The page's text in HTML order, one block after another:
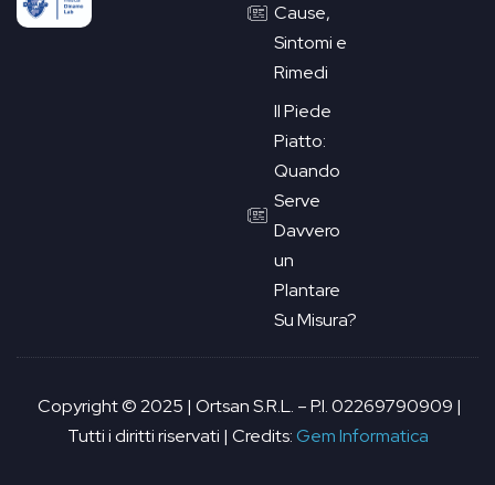
Cause,
Sintomi e
Rimedi
Il Piede
Piatto:
Quando
Serve
Davvero
un
Plantare
Su Misura?
Copyright © 2025 | Ortsan S.R.L. – P.I. 02269790909 |
Tutti i diritti riservati | Credits:Gem Informatica